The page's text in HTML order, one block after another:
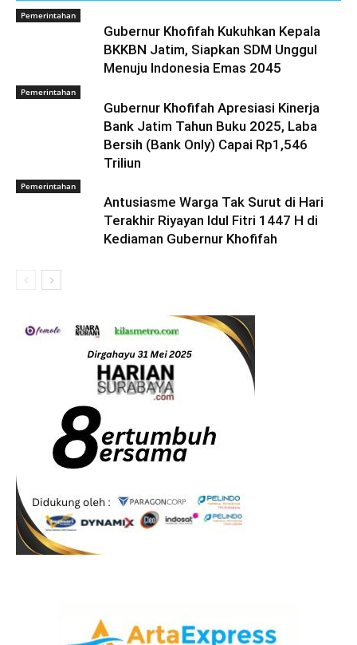
Pemerintahan
Gubernur Khofifah Kukuhkan Kepala
BKKBN Jatim, Siapkan SDM Unggul
Menuju Indonesia Emas 2045
Pemerintahan
Gubernur Khofifah Apresiasi Kinerja
Bank Jatim Tahun Buku 2025, Laba
Bersih (Bank Only) Capai Rp1,546
Triliun
Pemerintahan
Antusiasme Warga Tak Surut di Hari
Terakhir Riyayan Idul Fitri 1447 H di
Kediaman Gubernur Khofifah